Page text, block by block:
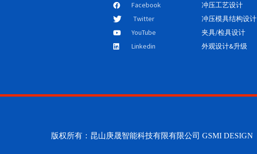
Facebook
Twitter
YouTube
Linkedin
冲压工艺设计
冲压模具结构设计
夹具/检具设计
外观设计&升级
版权所有：昆山庚晟智能科技有限有限公司 GSMI DESIGN